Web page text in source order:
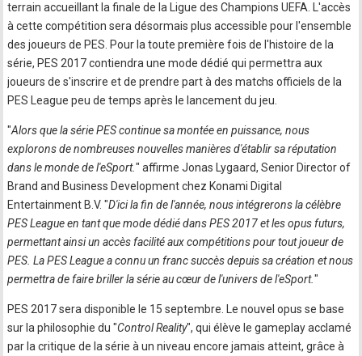
terrain accueillant la finale de la Ligue des Champions UEFA. L'accès
à cette compétition sera désormais plus accessible pour l'ensemble
des joueurs de PES. Pour la toute première fois de l'histoire de la
série, PES 2017 contiendra une mode dédié qui permettra aux
joueurs de s'inscrire et de prendre part à des matchs officiels de la
PES League peu de temps après le lancement du jeu.
"Alors que la série PES continue sa montée en puissance, nous
explorons de nombreuses nouvelles manières d'établir sa réputation
dans le monde de l'eSport." affirme Jonas Lygaard, Senior Director of
Brand and Business Development chez Konami Digital
Entertainment B.V. "D'ici la fin de l'année, nous intégrerons la célèbre
PES League en tant que mode dédié dans PES 2017 et les opus futurs,
permettant ainsi un accès facilité aux compétitions pour tout joueur de
PES. La PES League a connu un franc succès depuis sa création et nous
permettra de faire briller la série au cœur de l'univers de l'eSport."
PES 2017 sera disponible le 15 septembre. Le nouvel opus se base
sur la philosophie du "Control Reality", qui élève le gameplay acclamé
par la critique de la série à un niveau encore jamais atteint, grâce à